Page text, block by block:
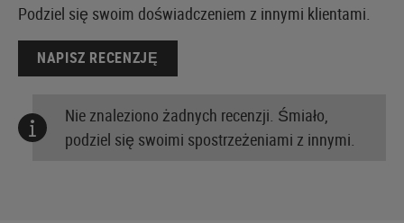
Podziel się swoim doświadczeniem z innymi klientami.
NAPISZ RECENZJĘ
Nie znaleziono żadnych recenzji. Śmiało,
podziel się swoimi spostrzeżeniami z innymi.